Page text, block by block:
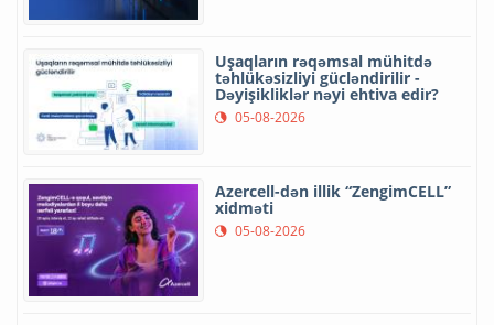
Uşaqların rəqəmsal mühitdə
təhlükəsizliyi gücləndirilir -
Dəyişikliklər nəyi ehtiva edir?
05-08-2026
Azercell-dən illik “ZengimCELL”
xidməti
05-08-2026